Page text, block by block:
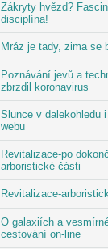
Zákryty hvězd?
disciplína!
Mráz je tady, zima se
Poznávání jevů a
zbrzdil koronavirus
Slunce v dalekohledu
webu
Revitalizace-po
arboristické části
Revitalizace-
O galaxiích a
cestování on-line